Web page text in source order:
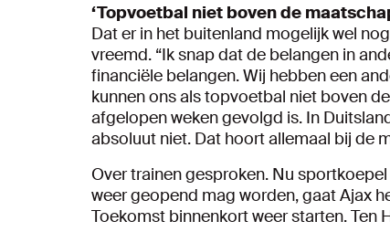
‘Topvoetbal niet boven de
Dat er in het buitenland mogelijk wel
vreemd. “Ik snap dat de belangen in
financiële belangen. Wij hebben een
kunnen ons als topvoetbal niet boven
afgelopen weken gevolgd is. In
absoluut niet. Dat hoort allemaal bij de
Over trainen gesproken. Nu
weer geopend mag worden, gaat Ajax
Toekomst binnenkort weer starten. Ten